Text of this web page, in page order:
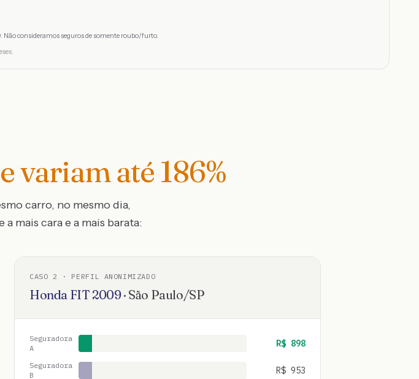
consideramos seguros de somente roubo/furto.
variam até 186%
carro, no mesmo dia,
mais cara e a mais barata:
CASO 2 · PERFIL ANONIMIZADO
Honda FIT 2009· São Paulo/SP
Seguradora
A
R$ 898
Seguradora
B
R$ 953